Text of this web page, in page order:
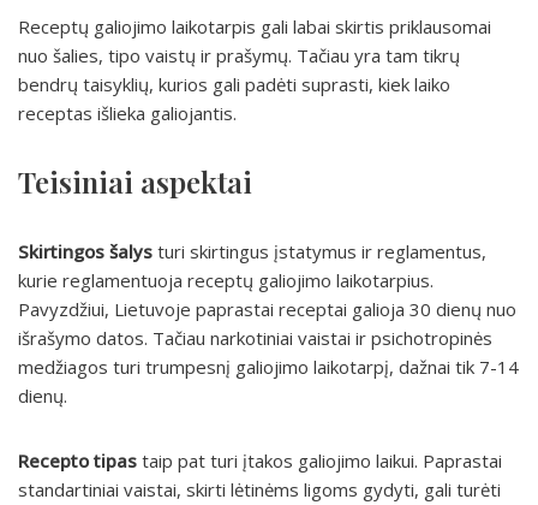
Receptų galiojimo laikotarpis gali labai skirtis priklausomai
nuo šalies, tipo vaistų ir prašymų. Tačiau yra tam tikrų
bendrų taisyklių, kurios gali padėti suprasti, kiek laiko
receptas išlieka galiojantis.
Teisiniai aspektai
Skirtingos šalys turi skirtingus įstatymus ir reglamentus,
kurie reglamentuoja receptų galiojimo laikotarpius.
Pavyzdžiui, Lietuvoje paprastai receptai galioja 30 dienų nuo
išrašymo datos. Tačiau narkotiniai vaistai ir psichotropinės
medžiagos turi trumpesnį galiojimo laikotarpį, dažnai tik 7-14
dienų.
Recepto tipas taip pat turi įtakos galiojimo laikui. Paprastai
standartiniai vaistai, skirti lėtinėms ligoms gydyti, gali turėti